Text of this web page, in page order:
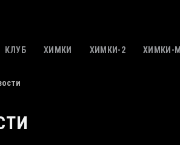
КЛУБ ХИМКИ ХИМКИ-2 ХИМКИ-M